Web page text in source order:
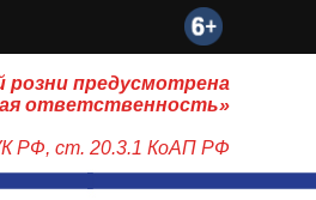
розни предусмотрена
ответственность»
РФ, ст. 20.3.1 КоАП РФ